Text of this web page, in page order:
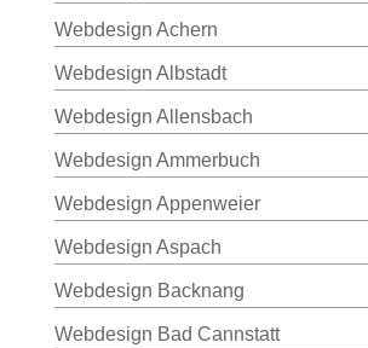
Webdesign Achern
Webdesign Albstadt
Webdesign Allensbach
Webdesign Ammerbuch
Webdesign Appenweier
Webdesign Aspach
Webdesign Backnang
Webdesign Bad Cannstatt